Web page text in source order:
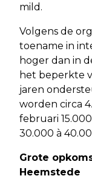
mild.
Volgens de
toename in
hoger dan in
het beperkte
jaren
worden circa
februari
30.000 à
Grote
Heemstede